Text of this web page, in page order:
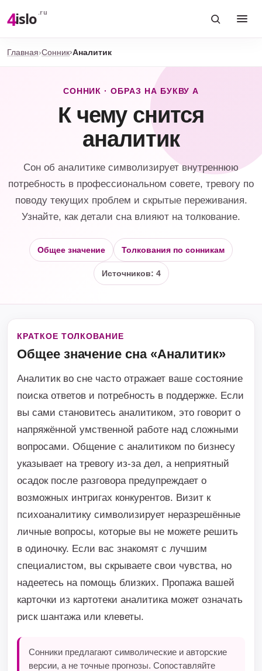
4islo .ru
Главная Сонник Аналитик
СОННИК · ОБРАЗ НА БУКВУ А
К чему снится
аналитик
Сон об аналитике символизирует внутреннюю
потребность в профессиональном совете, тревогу по
поводу текущих проблем и скрытые переживания.
Узнайте, как детали сна влияют на толкование.
Общее значение Толкования по сонникам
Источников: 4
КРАТКОЕ ТОЛКОВАНИЕ
Общее значение сна «Аналитик»
Аналитик во сне часто отражает ваше состояние
поиска ответов и потребность в поддержке. Если
вы сами становитесь аналитиком, это говорит о
напряжённой умственной работе над сложными
вопросами. Общение с аналитиком по бизнесу
указывает на тревогу из-за дел, а неприятный
осадок после разговора предупреждает о
возможных интригах конкурентов. Визит к
психоаналитику символизирует неразрешённые
личные вопросы, которые вы не можете решить
в одиночку. Если вас знакомят с лучшим
специалистом, вы скрываете свои чувства, но
надеетесь на помощь близких. Пропажа вашей
карточки из картотеки аналитика может означать
риск шантажа или клеветы.
Сонники предлагают символические и авторские
версии, а не точные прогнозы. Сопоставляйте